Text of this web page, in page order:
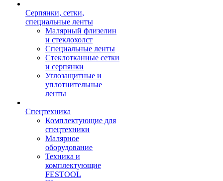
Серпянки, сетки,
специальные ленты
Малярный флизелин
и стеклохолст
Специальные ленты
Стеклотканные сетки
и серпянки
Углозащитные и
уплотнительные
ленты
Спецтехника
Комплектующие для
спецтехники
Малярное
оборудование
Техника и
комплектующие
FESTOOL